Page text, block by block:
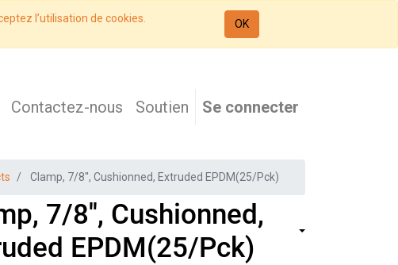
l’utilisation de cookies. OK
Contactez-nous Soutien Se connecter
Clamp, 7/8'', Cushionned, Extruded EPDM(25/Pck)
7/8'', Cushionned,
EPDM(25/Pck)